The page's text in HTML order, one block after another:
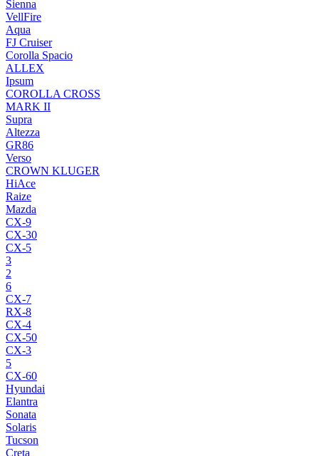
Sienna
VellFire
Aqua
FJ Cruiser
Corolla Spacio
ALLEX
Ipsum
COROLLA CROSS
MARK II
Supra
Altezza
GR86
Verso
CROWN KLUGER
HiAce
Raize
Mazda
CX-9
CX-30
CX-5
3
2
6
CX-7
RX-8
CX-4
CX-50
CX-3
5
CX-60
Hyundai
Elantra
Sonata
Solaris
Tucson
Creta